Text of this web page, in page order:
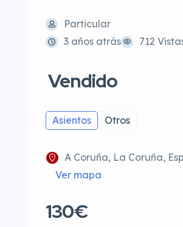
Particular
3 años atrás
712
Vendido
Asientos Otros
A Coruña, La Coruña,
Ver mapa
130€